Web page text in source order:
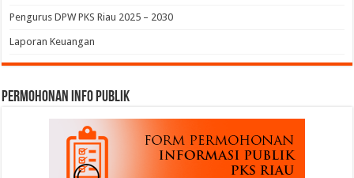
Pengurus DPW PKS Riau 2025 – 2030
Laporan Keuangan
permohonan Info Publik